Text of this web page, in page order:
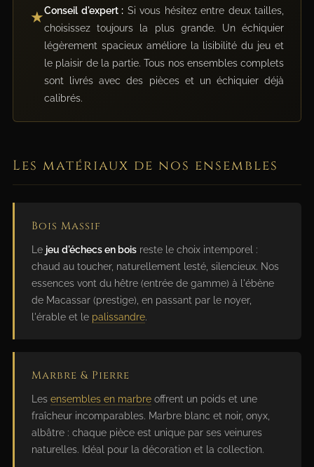
★Conseil d'expert : Si vous hésitez entre deux tailles,
choisissez toujours la plus grande. Un échiquier
légèrement spacieux améliore la lisibilité du jeu et
le plaisir de la partie. Tous nos ensembles complets
sont livrés avec des pièces et un échiquier déjà
calibrés.
Les matériaux de nos ensembles
Bois Massif
Le jeu d'échecs en bois reste le choix intemporel :
chaud au toucher, naturellement lesté, silencieux. Nos
essences vont du hêtre (entrée de gamme) à l'ébène
de Macassar (prestige), en passant par le noyer,
l'érable et le palissandre.
Marbre & Pierre
Les ensembles en marbre offrent un poids et une
fraîcheur incomparables. Marbre blanc et noir, onyx,
albâtre : chaque pièce est unique par ses veinures
naturelles. Idéal pour la décoration et la collection.